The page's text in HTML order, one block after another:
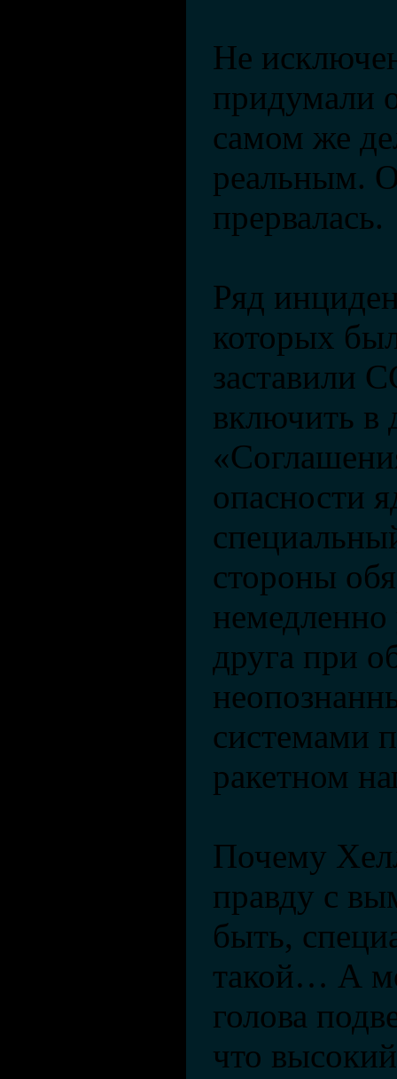
Не
придумали
самом же
реальным.
прервалась.
Ряд
которых
включить в
опасности
стороны
немедленно
друга при
системами
ракетном
Почему
правду с
быть,
такой… А
голова
что